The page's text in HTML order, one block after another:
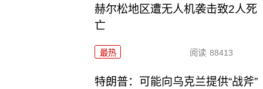
赫尔松地区遭无人机袭击致2人死
亡
最热 阅读 88413
特朗普：可能向乌克兰提供“战斧”